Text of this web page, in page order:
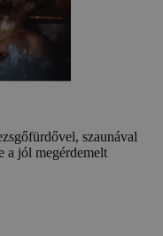
szaunával
a jól megérdemelt